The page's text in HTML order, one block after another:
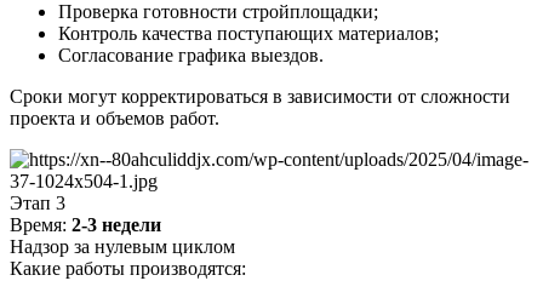
Проверка готовности стройплощадки;
Контроль качества поступающих материалов;
Согласование графика выездов.
Сроки могут корректироваться в зависимости от сложности
проекта и объемов работ.
Этап 3
Время: 2-3 недели
Надзор за нулевым циклом
Какие работы производятся: